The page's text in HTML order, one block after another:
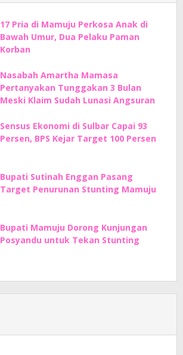
17 Pria di Mamuju Perkosa Anak di
Bawah Umur, Dua Pelaku Paman
Korban
Nasabah Amartha Mamasa
Pertanyakan Tunggakan 3 Bulan
Meski Klaim Sudah Lunasi Angsuran
Sensus Ekonomi di Sulbar Capai 93
Persen, BPS Kejar Target 100 Persen
Bupati Sutinah Enggan Pasang
Target Penurunan Stunting Mamuju
Bupati Mamuju Dorong Kunjungan
Posyandu untuk Tekan Stunting